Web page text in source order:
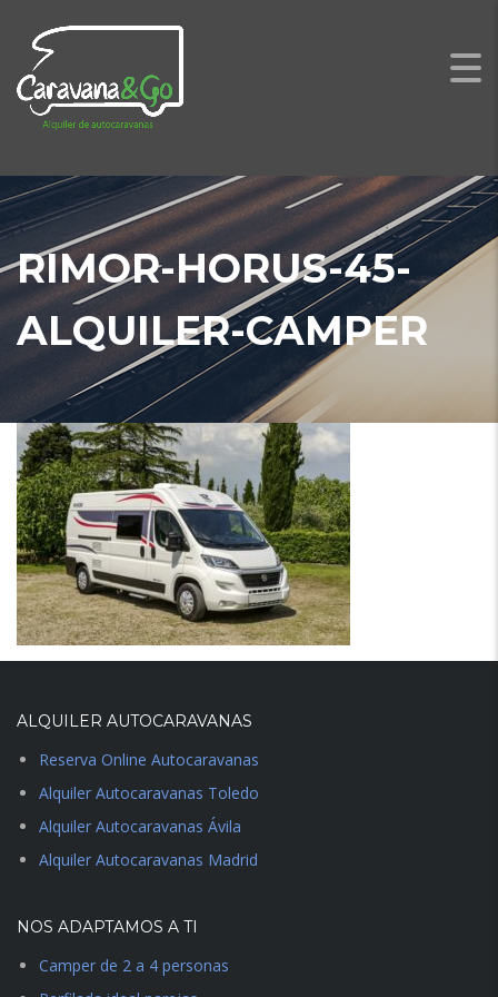
RIMOR-HORUS-45-
ALQUILER-CAMPER
ALQUILER AUTOCARAVANAS
Reserva Online Autocaravanas
Alquiler Autocaravanas Toledo
Alquiler Autocaravanas Ávila
Alquiler Autocaravanas Madrid
NOS ADAPTAMOS A TI
Camper de 2 a 4 personas